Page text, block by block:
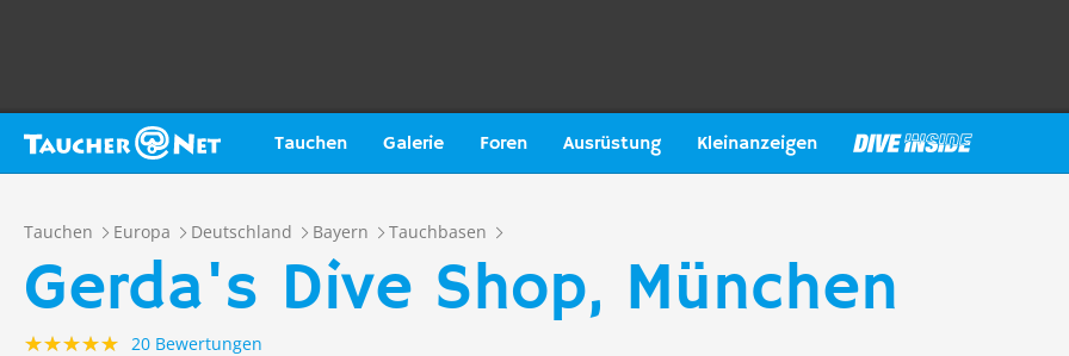
Tauchen Galerie Foren Ausrüstung Kleinanzeigen
Tauchen Europa Deutschland Bayern Tauchbasen
Gerda's Dive Shop, München
20 Bewertungen